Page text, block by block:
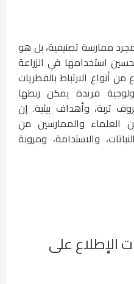
ممارسة تصنيفية، بل هو
استخدامها في الزراعة
أنواع الارتباط بالفطريات
فريدة يمكن ربطها
تربة، وأهداف بيئية. إن
العلماء والممارسين من
والاستدامة، ومرونة
الإطلاع على